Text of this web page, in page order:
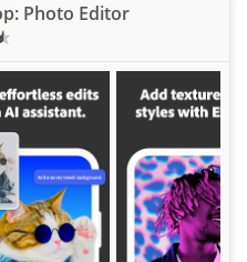
Photo Editor